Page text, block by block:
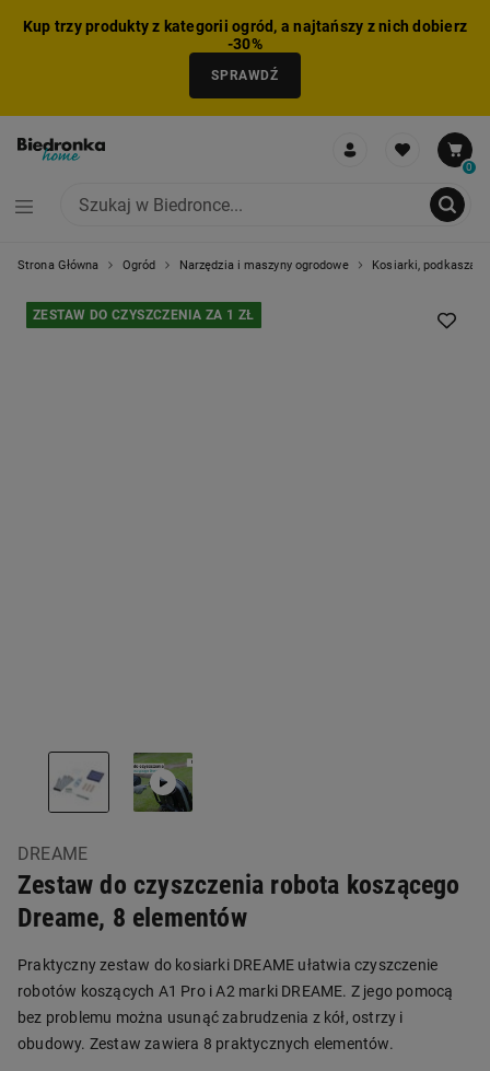
Kup trzy produkty z kategorii ogród, a najtańszy z nich dobierz
-30%
SPRAWDŹ
0
Strona Główna Ogród Narzędzia i maszyny ogrodowe Kosiarki,
ZESTAW DO CZYSZCZENIA ZA 1 ZŁ
DREAME
Zestaw do czyszczenia robota koszącego
Dreame, 8 elementów
Praktyczny zestaw do kosiarki DREAME ułatwia czyszczenie
robotów koszących A1 Pro i A2 marki DREAME. Z jego pomocą
bez problemu można usunąć zabrudzenia z kół, ostrzy i
obudowy. Zestaw zawiera 8 praktycznych elementów.